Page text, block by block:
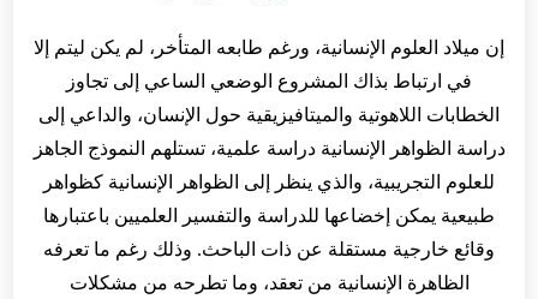
إن ميلاد العلوم الإنسانية، ورغم طابعه المتأخر، لم يكن ليتم إلا
في ارتباط بذاك المشروع الوضعي الساعي إلى تجاوز
الخطابات اللاهوتية والميتافيزيقية حول الإنسان، والداعي إلى
دراسة الظواهر الإنسانية دراسة علمية، تستلهم النموذج الجاهز
للعلوم التجريبية، والذي ينظر إلى الظواهر الإنسانية كظواهر
طبيعية يمكن إخضاعها للدراسة والتفسير العلميين باعتبارها
وقائع خارجية مستقلة عن ذات الباحث. وذلك رغم ما تعرفه
الظاهرة الإنسانية من تعقد، وما تطرحه من مشكلات